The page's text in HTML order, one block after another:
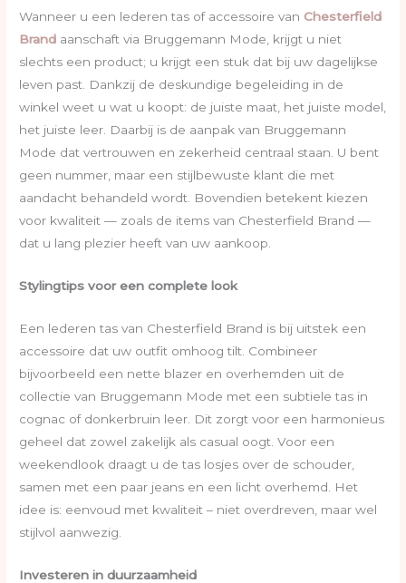
Wanneer u een lederen tas of accessoire van Chesterfield
Brand aanschaft via Bruggemann Mode, krijgt u niet
slechts een product; u krijgt een stuk dat bij uw dagelijkse
leven past. Dankzij de deskundige begeleiding in de
winkel weet u wat u koopt: de juiste maat, het juiste model,
het juiste leer. Daarbij is de aanpak van Bruggemann
Mode dat vertrouwen en zekerheid centraal staan. U bent
geen nummer, maar een stijlbewuste klant die met
aandacht behandeld wordt. Bovendien betekent kiezen
voor kwaliteit — zoals de items van Chesterfield Brand —
dat u lang plezier heeft van uw aankoop.
Stylingtips voor een complete look
Een lederen tas van Chesterfield Brand is bij uitstek een
accessoire dat uw outfit omhoog tilt. Combineer
bijvoorbeeld een nette blazer en overhemden uit de
collectie van Bruggemann Mode met een subtiele tas in
cognac of donkerbruin leer. Dit zorgt voor een harmonieus
geheel dat zowel zakelijk als casual oogt. Voor een
weekendlook draagt u de tas losjes over de schouder,
samen met een paar jeans en een licht overhemd. Het
idee is: eenvoud met kwaliteit – niet overdreven, maar wel
stijlvol aanwezig.
Investeren in duurzaamheid